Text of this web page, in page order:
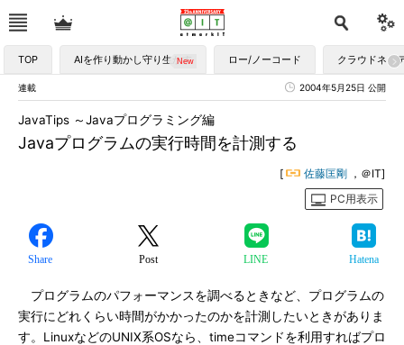
TOP AIを作り動かし守り生かす ロー/ノーコード クラウドネイ
連載 2004年5月25日 公開
Javaプログラムの実行時間を計測する
JavaTips ～Javaプログラミング編
[ 佐藤匡剛 ，＠IT]
PC用表示
Share Post LINE Hatena
プログラムのパフォーマンスを調べるときなど、プログラムの
実行にどれくらい時間がかかったのかを計測したいときがありま
す。LinuxなどのUNIX系OSなら、timeコマンドを利用すればプロ